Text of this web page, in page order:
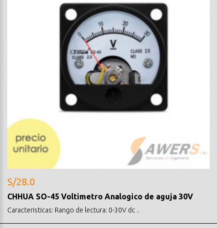
S/28.0
CHHUA SO-45 Voltimetro Analogico de aguja 30V
Caracteristicas: Rango de lectura: 0-30V dc ..